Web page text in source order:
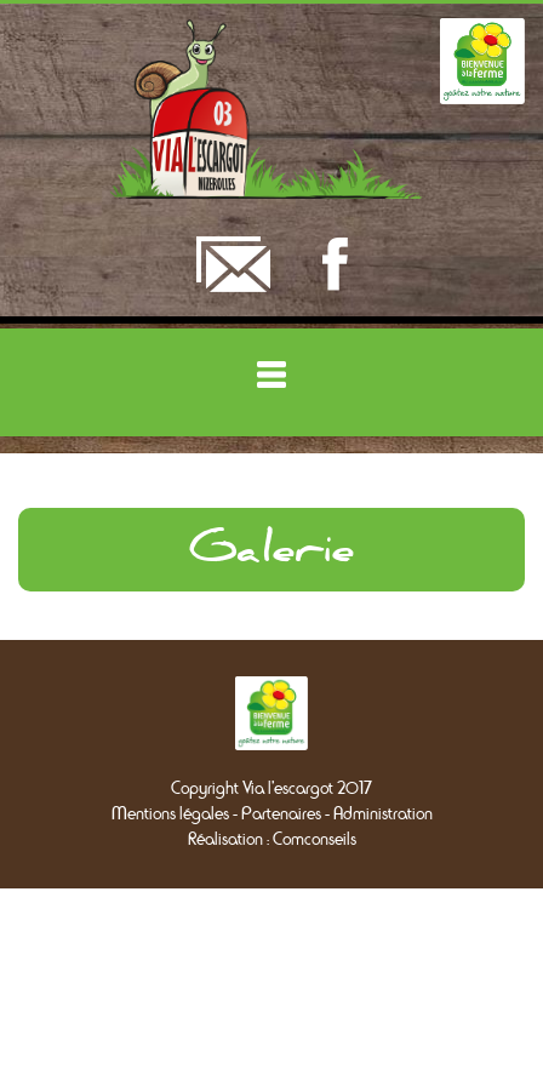
Galerie
Copyright Via l'escargot 2017
Mentions légales- Partenaires- Administration
Réalisation : Comconseils